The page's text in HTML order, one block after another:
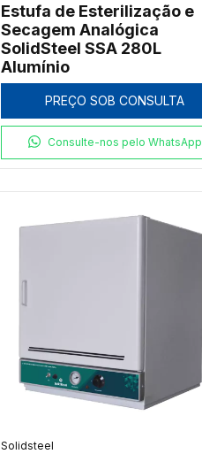
Estufa de Esterilização e
Secagem Analógica
SolidSteel SSA 280L
Alumínio
PREÇO SOB CONSULTA
Consulte-nos pelo WhatsApp
Solidsteel